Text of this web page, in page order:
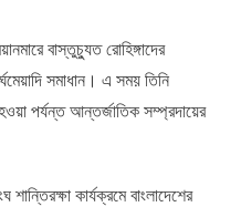
বাস্তুচ্যুত রোহিঙ্গাদের
সমাধান। এ সময় তিনি
হওয়া পর্যন্ত আন্তর্জাতিক সম্প্রদায়ের
শান্তিরক্ষা কার্যক্রমে বাংলাদেশের